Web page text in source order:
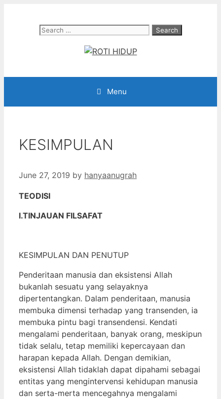
Search
Menu
KESIMPULAN
June 27, 2019 by hanyaanugrah
TEODISI
I.TINJAUAN FILSAFAT
KESIMPULAN DAN PENUTUP
Penderitaan manusia dan eksistensi Allah
bukanlah sesuatu yang selayaknya
dipertentangkan. Dalam penderitaan, manusia
membuka dimensi terhadap yang transenden, ia
membuka pintu bagi transendensi. Kendati
mengalami penderitaan, banyak orang, meskipun
tidak selalu, tetap memiliki kepercayaan dan
harapan kepada Allah. Dengan demikian,
eksistensi Allah tidaklah dapat dipahami sebagai
entitas yang mengintervensi kehidupan manusia
dan serta-merta mencegahnya mengalami